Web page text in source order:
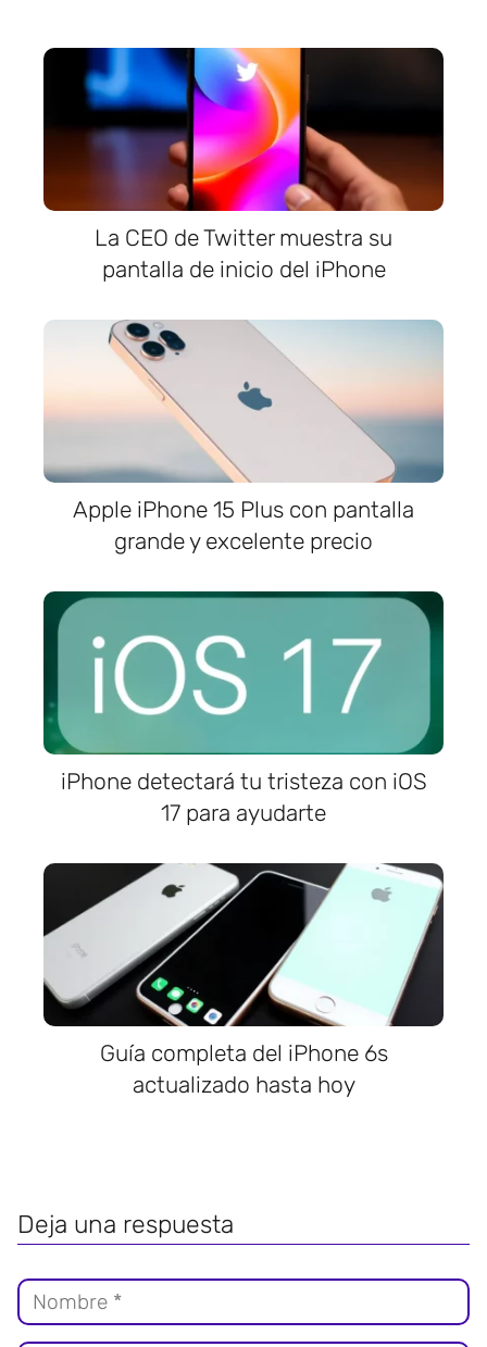
La CEO de Twitter muestra su
pantalla de inicio del iPhone
Apple iPhone 15 Plus con pantalla
grande y excelente precio
iPhone detectará tu tristeza con iOS
17 para ayudarte
Guía completa del iPhone 6s
actualizado hasta hoy
Deja una respuesta